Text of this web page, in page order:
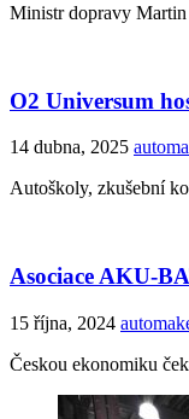
Ministr dopravy Martin
O2 Universum
14 dubna, 2025
Autoškoly, zkušební
Asociace AKU-
15 října, 2024
Českou ekonomiku